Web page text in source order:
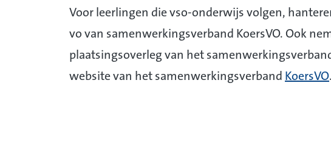
Voor leerlingen die vso-onderwijs volgen,
vo van samenwerkingsverband KoersVO. Ook
plaatsingsoverleg van het
website van het samenwerkingsverband KoersVO.